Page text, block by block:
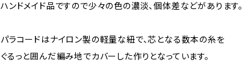
ハンドメイド品ですので少々の色の濃淡、個体差などがあります。
パラコードはナイロン製の軽量な紐で、芯となる数本の糸を
ぐるっと囲んだ編み地でカバーした作りとなっています。